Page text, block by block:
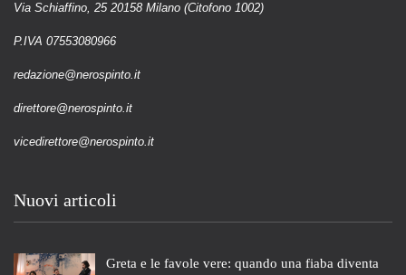
Via Schiaffino, 25 20158 Milano (Citofono 1002)
P.IVA 07553080966
redazione@nerospinto.it
direttore@nerospinto.it
vicedirettore@nerospinto.it
Nuovi articoli
Greta e le favole vere: quando una fiaba diventa